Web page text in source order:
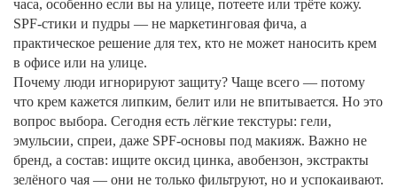
часа, особенно если вы на улице, потеете или трёте кожу.
SPF-стики и пудры — не маркетинговая фича, а
практическое решение для тех, кто не может наносить крем
в офисе или на улице.
Почему люди игнорируют защиту? Чаще всего — потому
что крем кажется липким, белит или не впитывается. Но это
вопрос выбора. Сегодня есть лёгкие текстуры: гели,
эмульсии, спреи, даже SPF-основы под макияж. Важно не
бренд, а состав: ищите оксид цинка, авобензон, экстракты
зелёного чая — они не только фильтруют, но и успокаивают.